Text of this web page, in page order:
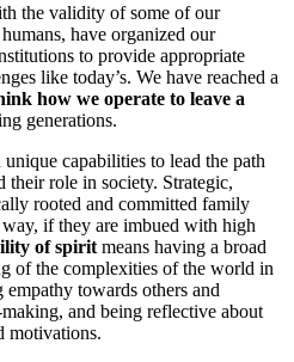
the validity of some of our
have organized our
to provide appropriate
like today’s. We have reached a
how we operate to leave a
generations.
capabilities to lead the path
their role in society. Strategic,
rooted and committed family
way, if they are imbued with high
of spirit means having a broad
of the complexities of the world in
towards others and
and being reflective about
motivations.